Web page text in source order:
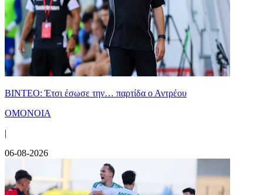
ΒΙΝΤΕΟ: Έτσι έσωσε την… παρτίδα ο Αντρέου
ΟΜΟΝΟΙΑ
|
06-08-2026